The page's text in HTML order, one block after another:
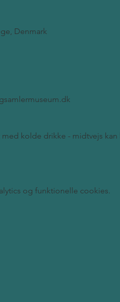
Denmark
kolde drikke - midtvejs kan
og funktionelle cookies.